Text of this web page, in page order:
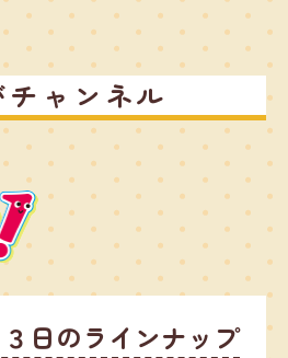
チャンネル
３日のラインナップ